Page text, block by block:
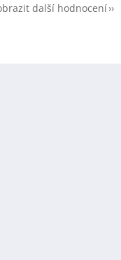
další hodnocení